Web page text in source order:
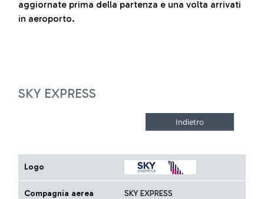
aggiornate prima della partenza e una volta arrivati
in aeroporto.
SKY EXPRESS
Logo
Compagnia aerea SKY EXPRESS